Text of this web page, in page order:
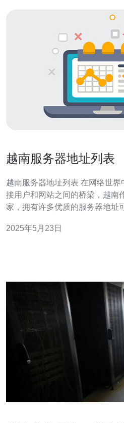
越南服务器地址列表
越南服务器地址列表 在网络世界中，服务器地址扮演着连
接用户和网站之间的桥梁，越南
家，拥有许多优质的服务器地址
提供了许多高性能、稳定可靠的
2025年5月23日